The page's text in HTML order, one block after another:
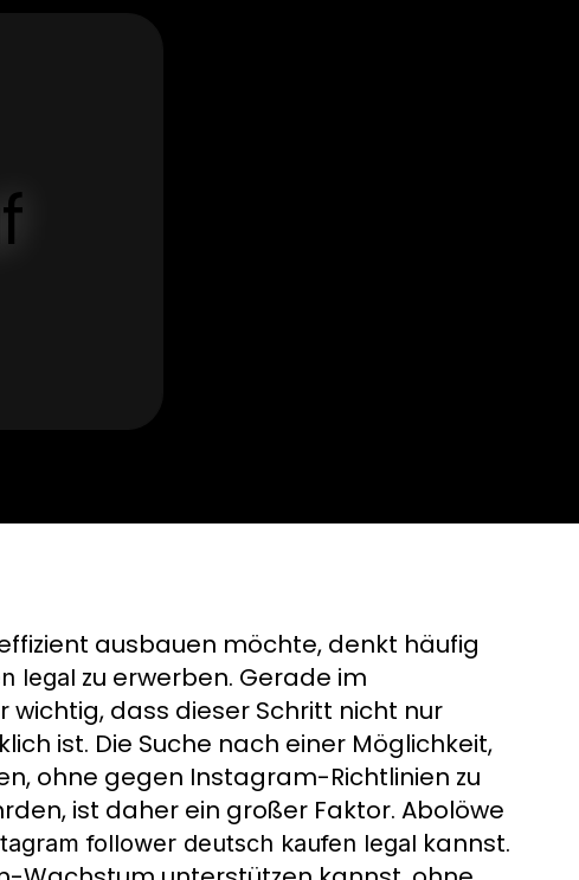
ausbauen möchte, denkt häufig
legal zu erwerben. Gerade im
wichtig, dass dieser Schritt nicht nur
ist. Die Suche nach einer Möglichkeit,
ohne gegen Instagram-Richtlinien zu
ist daher ein großer Faktor. Abolöwe
follower deutsch kaufen legal kannst.